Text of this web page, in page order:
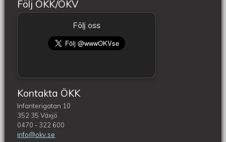
Följ ÖKK/ÖKV
Följ oss
Kontakta ÖKK
Infanterigatan 10
352 35 Växjö
0470 - 322 600
info@okv.se